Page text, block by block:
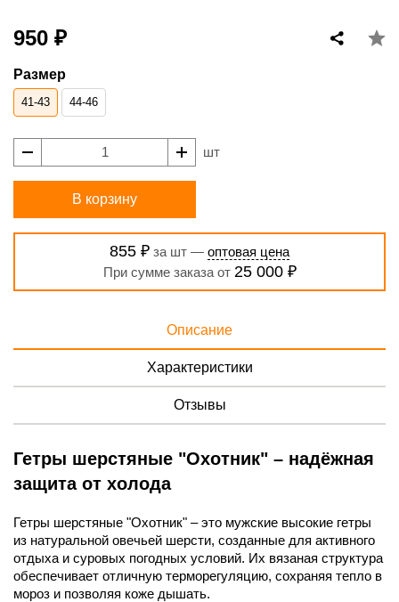
950 ₽
Размер
41-43 44-46
шт
В корзину
855 ₽ за шт — оптовая цена
При сумме заказа от 25 000 ₽
Описание
Характеристики
Отзывы
Гетры шерстяные "Охотник" – надёжная
защита от холода
Гетры шерстяные "Охотник" – это мужские высокие гетры
из натуральной овечьей шерсти, созданные для активного
отдыха и суровых погодных условий. Их вязаная структура
обеспечивает отличную терморегуляцию, сохраняя тепло в
мороз и позволяя коже дышать.